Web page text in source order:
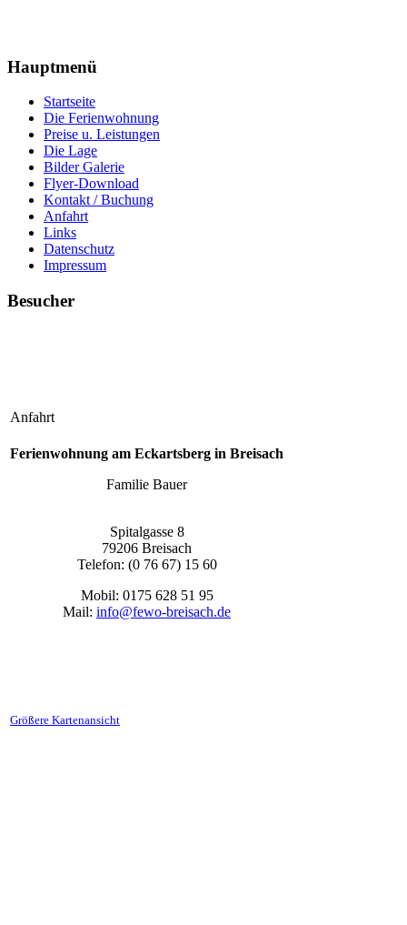
Hauptmenü
Startseite
Die Ferienwohnung
Preise u. Leistungen
Die Lage
Bilder Galerie
Flyer-Download
Kontakt / Buchung
Anfahrt
Links
Datenschutz
Impressum
Besucher
Anfahrt
Ferienwohnung am Eckartsberg in Breisach
Familie Bauer
Spitalgasse 8
79206 Breisach
Telefon: (0 76 67) 15 60
Mobil: 0175 628 51 95
Mail: info@fewo-breisach.de
Größere Kartenansicht